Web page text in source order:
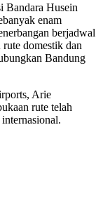
Husein
enam
berjadwal
rute domestik dan
Bandung
Arie
rute telah